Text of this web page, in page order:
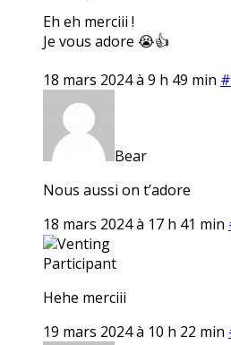
Eh eh merciii !
Je vous adore 😭👍
18 mars 2024 à 9 h 49 min
Bear
Nous aussi on t’adore
18 mars 2024 à 17 h 41 min
Venting
Participant
Hehe merciii
19 mars 2024 à 10 h 22 min